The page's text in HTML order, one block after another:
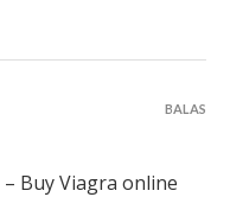
– Buy Viagra online
BALAS